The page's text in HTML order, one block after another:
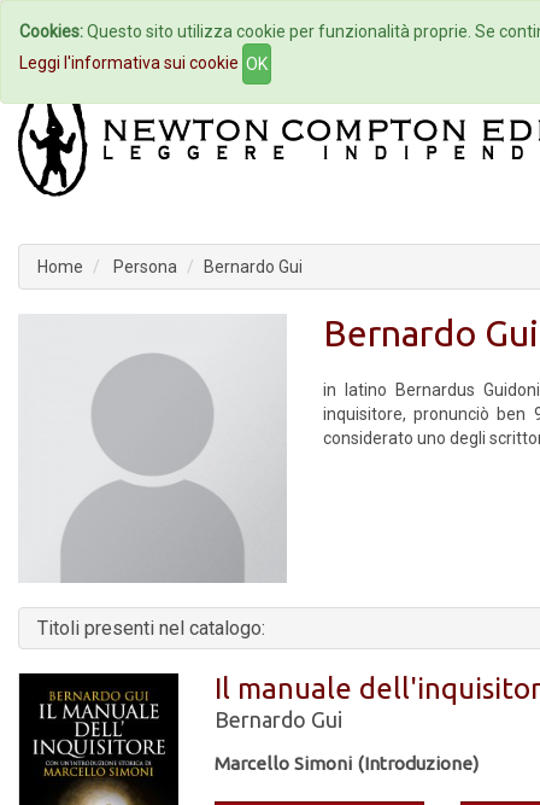
Home Autori Eventi
Home Persona Bernardo Gui
Bernardo Gui
in latino Bernardus
inquisitore, pronunciò ben
considerato uno degli
Titoli presenti nel catalogo:
Il manuale
Bernardo Gui
Marcello Simoni (Introduzione)
Cookies:Questo sito utilizza cookie per funzionalità proprie. Se
Leggi l'informativa sui cookie OK